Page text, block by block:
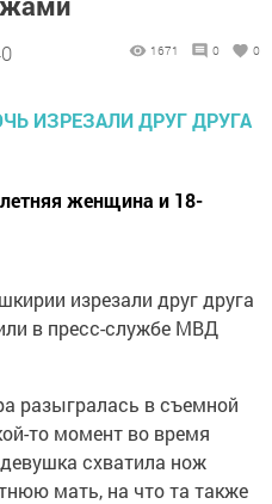
1671 0 0
женщина и 18-
изрезали друг друга
в пресс-службе МВД
разыгралась в съемной
то момент во время
схватила нож
мать, на что та также